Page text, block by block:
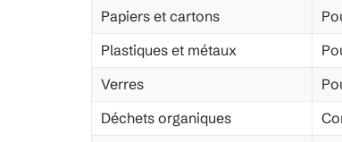
Papiers et cartons
Plastiques et métaux
Verres
Déchets organiques